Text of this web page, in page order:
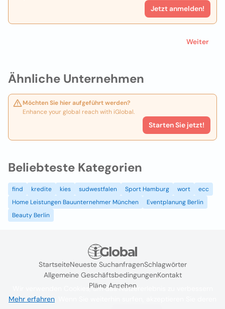
Ähnliche Unternehmen
Möchten Sie hier aufgeführt werden?
Enhance your global reach with iGlobal.
Starten Sie jetzt!
Jetzt anmelden!
Weiter
Beliebteste Kategorien
find kredite kies sudwestfalen Sport Hamburg wort
ecc
Home Leistungen Bauunternehmer München
Eventplanung Berlin
Beauty Berlin
StartseiteNeueste SuchanfragenSchlagwörter
Allgemeine GeschäftsbedingungenKontakt
Pläne Ansehen
Wir verwenden Cookies, um das Nutzererlebnis zu verbessern
Mehr erfahren